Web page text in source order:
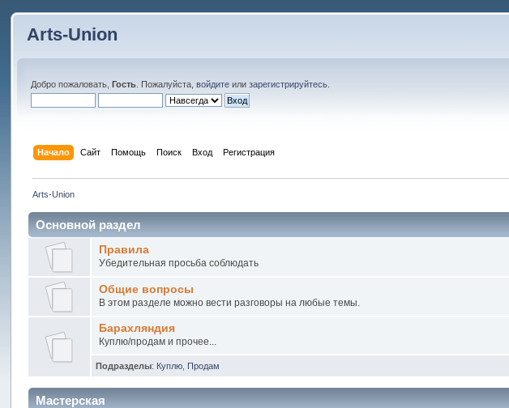
Arts-Union
Добро пожаловать,Гость . Пожалуйста,войдите илизарегистрируйтесь
Начало Сайт Помощь Поиск Вход Регистрация
Arts-Union
Основной раздел
Правила
Убедительная просьба соблюдать
Общие вопросы
В этом разделе можно вести разговоры на любые темы.
Барахляндия
Куплю/продам и прочее...
Подразделы: Куплю Продам
Мастерская